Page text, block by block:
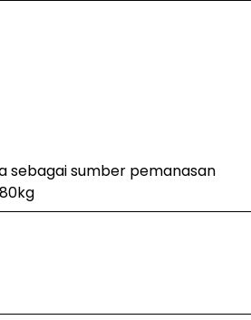
sebagai sumber pemanasan